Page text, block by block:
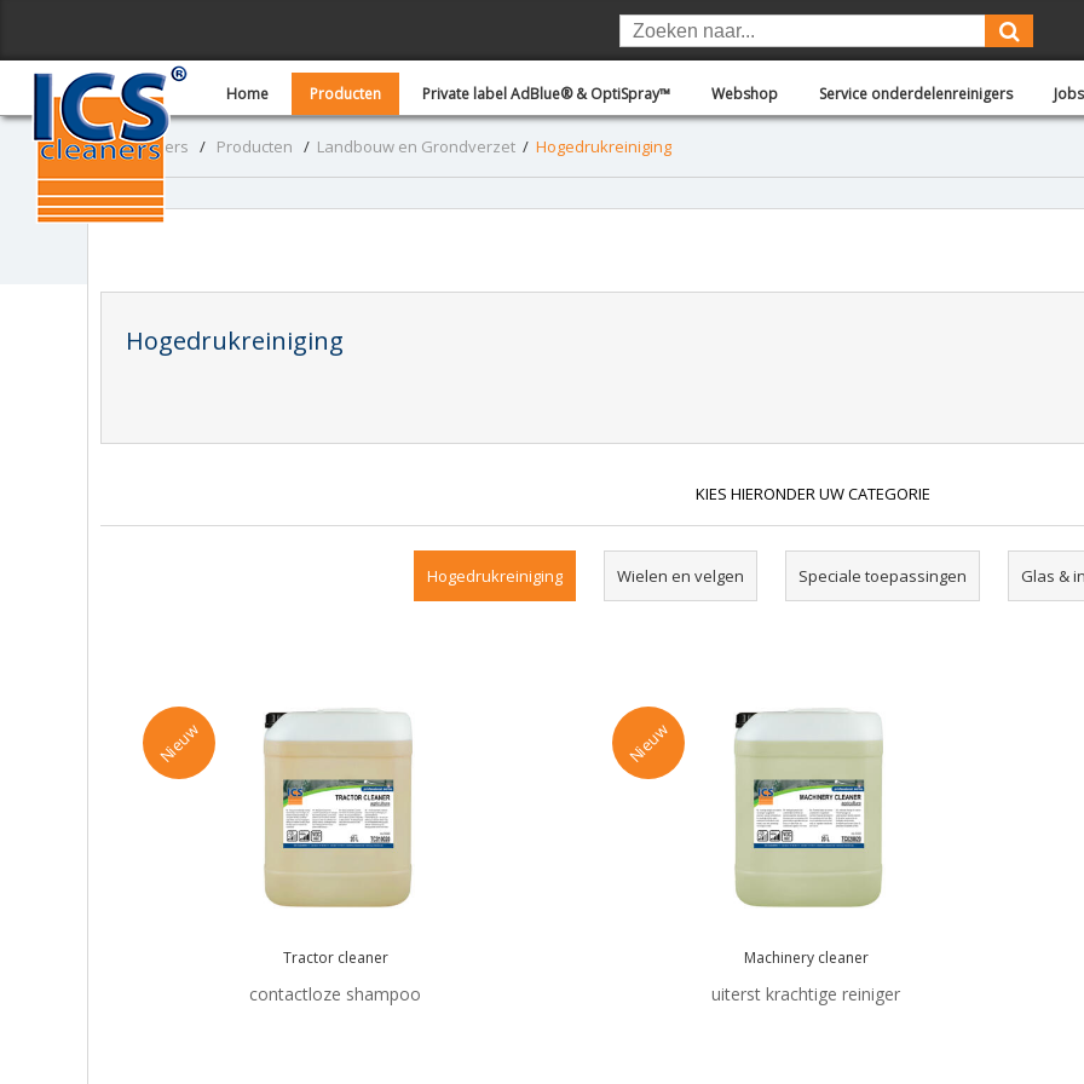
Home Producten Private label AdBlue® & OptiSpray™ Webshop Service onderdelenreinigers Jobs
ICS - Cleaners / Producten / Landbouw en Grondverzet / Hogedrukreiniging
Hogedrukreiniging
KIES HIERONDER UW CATEGORIE
Hogedrukreiniging Wielen en velgen Speciale toepassingen Glas &
Nieuw
Tractor cleaner
contactloze shampoo
Nieuw
Machinery cleaner
uiterst krachtige reiniger